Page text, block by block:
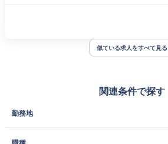
似ている求人をすべて見る
関連条件で探す
勤務地